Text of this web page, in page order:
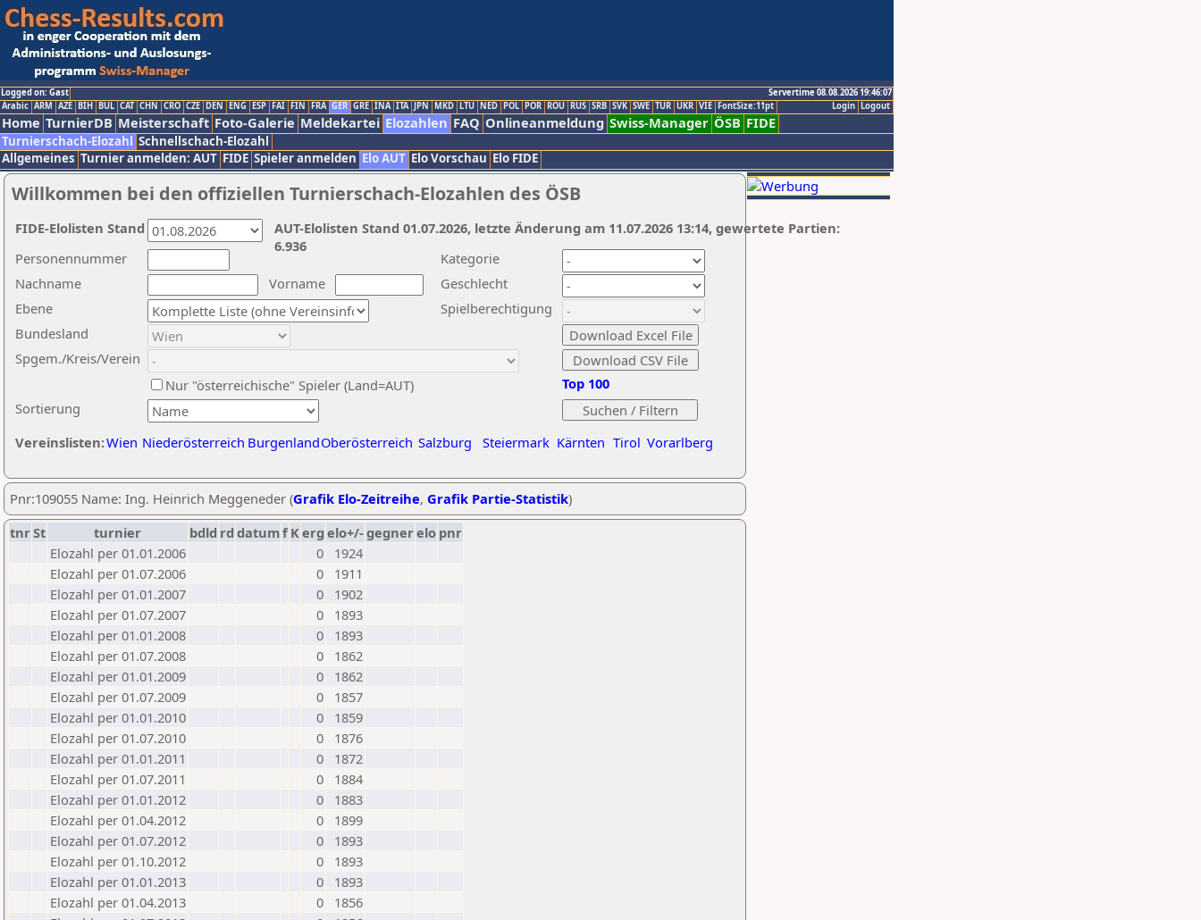
Logged on: Gast
Servertime 08.08.2026 19:46:07
Logout
Login
Arabic ARM AZE BIH BUL CAT CHN CRO CZE DEN ENG ESP FAI FIN FRA GER GRE INA ITA JPN MKD LTU NED POL POR ROU RUS SRB SVK SWE TUR UKR VIE FontSize:11pt
Home TurnierDB Meisterschaft Foto-Galerie Meldekartei Elozahlen FAQ Onlineanmeldung Swiss-Manager ÖSB FIDE
Turnierschach-Elozahl Schnellschach-Elozahl
Allgemeines Turnier anmelden: AUT FIDE Spieler anmelden Elo AUT Elo Vorschau Elo FIDE
Willkommen bei den offiziellen Turnierschach-Elozahlen des ÖSB
Nachname
Vorname
Ebene
Kategorie
Sortierung
Personennummer
Bundesland
Spgem./Kreis/Verein
Geschlecht
Nur "österreichische" Spieler (Land=AUT)
Spielberechtigung
Vereinslisten:Wien Niederösterreich BurgenlandOberösterreich Salzburg Steiermark Kärnten Tirol Vorarlberg
Top 100
AUT-Elolisten Stand 01.07.2026, letzte Änderung am 11.07.2026 13:14, gewertete Partien:
6.936
FIDE-Elolisten Stand
Pnr:109055 Name: Ing. Heinrich Meggeneder (Grafik Elo-Zeitreihe, Grafik Partie-Statistik)
tnrSt turnier bdld rd datumf Kerg elo+/-gegnerelo pnr
Elozahl per 01.01.2006
0
1924
Elozahl per 01.07.2006
0
1911
Elozahl per 01.01.2007
0
1902
Elozahl per 01.07.2007
0
1893
Elozahl per 01.01.2008
0
1893
Elozahl per 01.07.2008
0
1862
Elozahl per 01.01.2009
0
1862
Elozahl per 01.07.2009
0
1857
Elozahl per 01.01.2010
0
1859
Elozahl per 01.07.2010
0
1876
Elozahl per 01.01.2011
0
1872
Elozahl per 01.07.2011
0
1884
Elozahl per 01.01.2012
0
1883
Elozahl per 01.04.2012
0
1899
Elozahl per 01.07.2012
0
1893
Elozahl per 01.10.2012
0
1893
Elozahl per 01.01.2013
0
1893
Elozahl per 01.04.2013
0
1856